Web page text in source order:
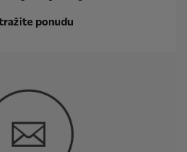
ponudu